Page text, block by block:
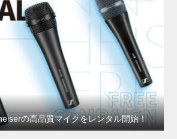
の高品質マイクをレンタル開始！